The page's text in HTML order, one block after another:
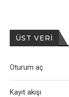
ÜST VERI
Oturum aç
Kayıt akışı